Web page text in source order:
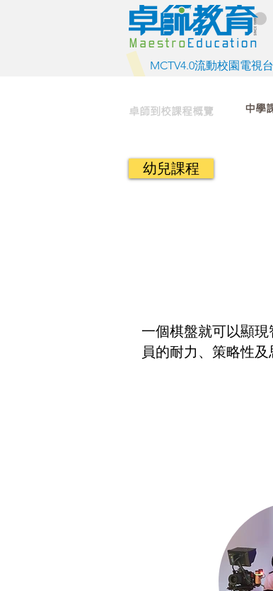
MCTV4.0流動校園電視台
卓師到校課程概覽
中學
一個棋盤就可以顯
員的耐力、策略性
幼兒課程